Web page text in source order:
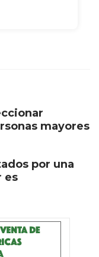
mayores
por una
es